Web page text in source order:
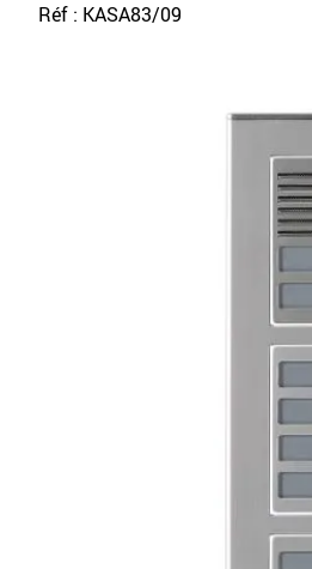
Réf KASA83/09